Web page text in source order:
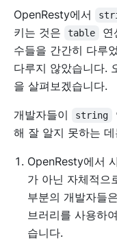
OpenResty에서
키는 것은
table 연
수들을 간간히 다루
다루지 않았습니다.
을 살펴보겠습니다.
개발자들이 string
해 잘 알지 못하는
OpenResty에서
가 아닌 자체적으
부분의 개발자들
브러리를 사용하
습니다.